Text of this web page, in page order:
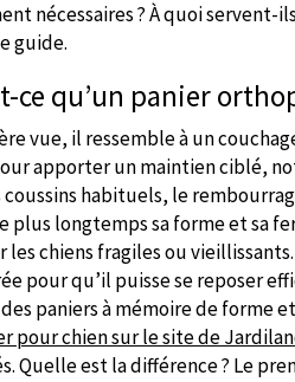
nécessaires ? À quoi servent-
guide.
ce qu’un panier
vue, il ressemble à un
apporter un maintien ciblé,
coussins habituels, le
plus longtemps sa forme et sa
les chiens fragiles ou
pour qu’il puisse se reposer
paniers à mémoire de forme
pour chien sur le site de
Quelle est la différence ? Le